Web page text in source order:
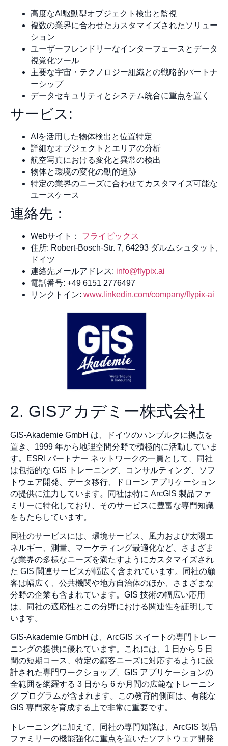
高度なAI駆動型オブジェクト検出と監視
複数の業界に合わせたカスタマイズされたソリュー
ション
ユーザーフレンドリーなインターフェースとデータ
視覚化ツール
主要な宇宙・テクノロジー組織との戦略的パートナ
ーシップ
データセキュリティとシステム統合に重点を置く
サービス:
AIを活用した物体検出と位置特定
詳細なオブジェクトとエリアの分析
航空写真における変化と異常の検出
物体と環境の変化の動的追跡
特定の業界のニーズに合わせてカスタマイズ可能な
ユースケース
連絡先：
Webサイト： フライピックス
住所: Robert-Bosch-Str. 7, 64293 ダルムシュタット,
ドイツ
連絡先メールアドレス: info@flypix.ai
電話番号: +49 6151 2776497
リンクトイン: www.linkedin.com/company/flypix-ai
2. GISアカデミー株式会社
GIS-Akademie GmbH は、ドイツのハンブルクに拠点を
置き、1999 年から地理空間分野で積極的に活動していま
す。ESRI パートナー ネットワークの一員として、同社
は包括的な GIS トレーニング、コンサルティング、ソフ
トウェア開発、データ移行、ドローン アプリケーション
の提供に注力しています。同社は特に ArcGIS 製品ファ
ミリーに特化しており、そのサービスに豊富な専門知識
をもたらしています。
同社のサービスには、環境サービス、風力および太陽エ
ネルギー、測量、マーケティング最適化など、さまざま
な業界の多様なニーズを満たすようにカスタマイズされ
た GIS 関連サービスが幅広く含まれています。同社の顧
客は幅広く、公共機関や地方自治体のほか、さまざまな
分野の企業も含まれています。GIS 技術の幅広い応用
は、同社の適応性とこの分野における関連性を証明して
います。
GIS-Akademie GmbH は、ArcGIS スイートの専門トレー
ニングの提供に優れています。これには、1 日から 5 日
間の短期コース、特定の顧客ニーズに対応するように設
計された専門ワークショップ、GIS アプリケーションの
全範囲を網羅する 3 日から 6 か月間の広範なトレーニン
グ プログラムが含まれます。この教育的側面は、有能な
GIS 専門家を育成する上で非常に重要です。
トレーニングに加えて、同社の専門知識は、ArcGIS 製品
ファミリーの機能強化に重点を置いたソフトウェア開発